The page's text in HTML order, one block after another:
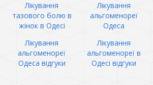
Лікування
тазового болю в
жінок в Одесі
Лікування
альгоменореї
Одеса
Лікування
альгоменореї
Одеса відгуки
Лікування
альгоменореї в
Одесі відгуки